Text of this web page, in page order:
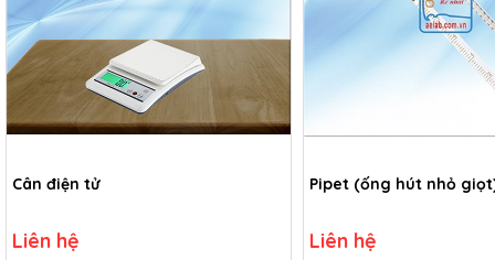
Cân điện tử
Liên hệ
Pipet (ống hút nhỏ
Liên hệ